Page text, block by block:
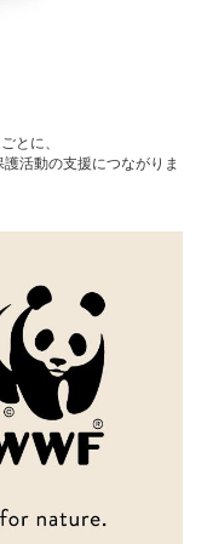
とに、
活動の支援につながりま